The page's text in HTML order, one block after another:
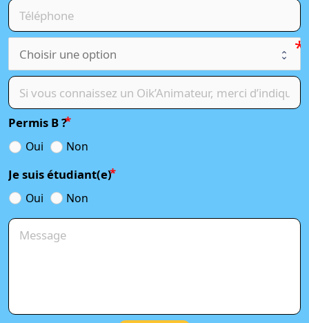
Permis B ?
Oui Non
Je suis étudiant(e)
Oui Non